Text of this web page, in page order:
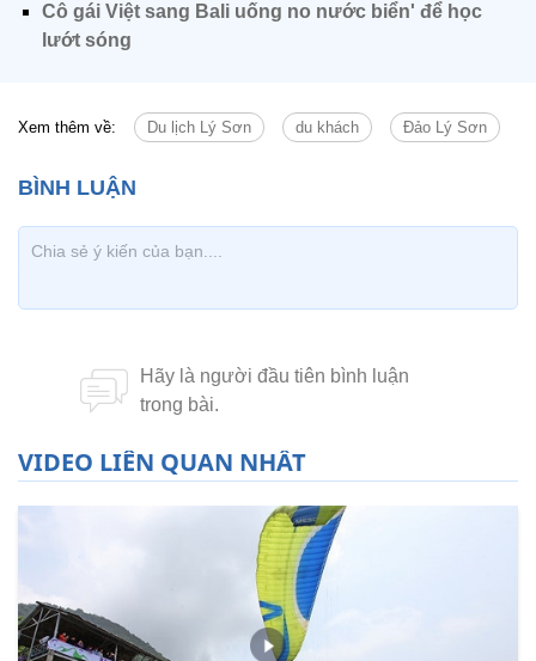
Cô gái Việt sang Bali uống no nước biển' để học
lướt sóng
Xem thêm về: Du lịch Lý Sơn du khách Đảo Lý Sơn
VIDEO LIÊN QUAN NHẤT